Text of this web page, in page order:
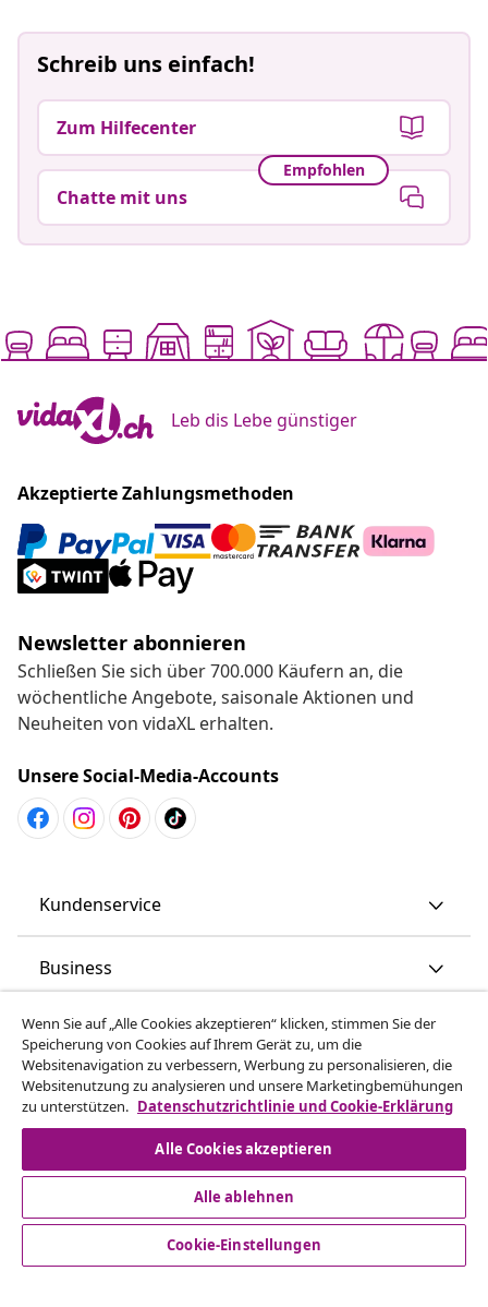
Schreib uns einfach!
Zum Hilfecenter
Empfohlen
Chatte mit uns
Leb dis Lebe günstiger
Akzeptierte Zahlungsmethoden
Newsletter abonnieren
Schließen Sie sich über 700.000 Käufern an, die
wöchentliche Angebote, saisonale Aktionen und
Neuheiten von vidaXL erhalten.
Unsere Social-Media-Accounts
Kundenservice
Business
vidaXL
Mehr entdecken
© 2008-2026 vidaXL www.vidaxl.ch ist eine Website von TM
Wenn Sie auf „Alle Cookies akzeptieren“ klicken, stimmen Sie der
Speicherung von Cookies auf Ihrem Gerät zu, um die
Websitenavigation zu verbessern, Werbung zu personalisieren, die
Websitenutzung zu analysieren und unsere Marketingbemühungen
zu unterstützen. Datenschutzrichtlinie und Cookie-Erklärung
Alle Cookies akzeptieren
Alle ablehnen
Cookie-Einstellungen